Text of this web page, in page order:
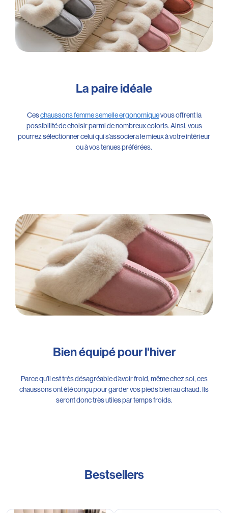
La paire idéale
Ceschaussons femme semelle ergonomiquevous offrent la
possibilité de choisir parmi de nombreux coloris. Ainsi, vous
pourrez sélectionner celui qui s’associera le mieux à votre intérieur
ou à vos tenues préférées.
Bien équipé pour l'hiver
Parce qu’il est très désagréable d’avoir froid, même chez soi, ces
chaussons ont été conçu pour garder vos pieds bien au chaud. Ils
seront donc très utiles par temps froids.
Bestsellers